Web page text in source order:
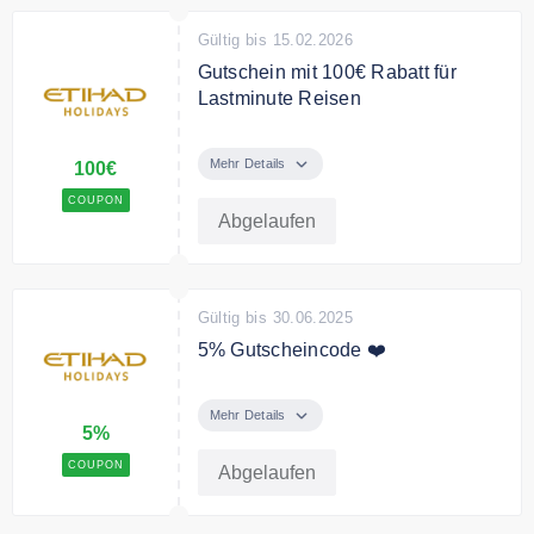
100€
COUPON
Gültig bis 15.02.2026
Gutschein mit 100€ Rabatt für
Lastminute Reisen
mit dem Code 100 € Rabatt ab
1500 €
Mehr Details
Abgelaufen
5%
COUPON
Gültig bis 30.06.2025
5% Gutscheincode ❤️
Reisen in den nächsten 45 Tagen
Mehr Details
Abgelaufen